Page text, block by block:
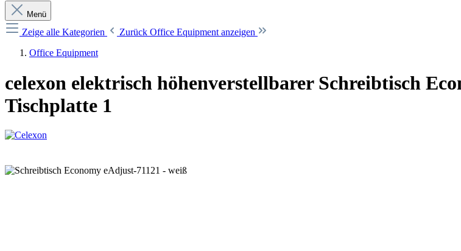
Menü
Zeige alle Kategorien Zurück Office Equipment anzeigen
Office Equipment
celexon elektrisch höhenverstellbarer Schreibtisch
Tischplatte 1